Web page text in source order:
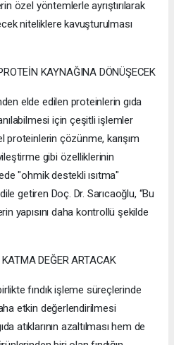
özel yöntemlerle ayrıştırılarak
niteliklere kavuşturulması
KAYNAĞINA DÖNÜŞECEK
elde edilen proteinlerin gıda
için çeşitli işlemler
proteinlerin çözünme, karışım
gibi özelliklerinin
"ohmik destekli ısıtma"
getiren Doç. Dr. Sarıcaoğlu, “Bu
yapısını daha kontrollü şekilde
DEĞER ARTACAK
fındık işleme süreçlerinde
etkin değerlendirilmesi
atıklarının azaltılması hem de